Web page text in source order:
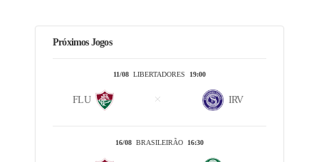
Próximos Jogos
11/08LIBERTADORES 19:00
FLU IRV
16/08BRASILEIRÃO 16:30